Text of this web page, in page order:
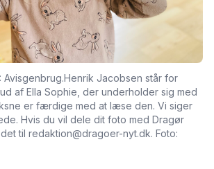
Avisgenbrug.Henrik Jacobsen står for
af Ella Sophie, der underholder sig med
er færdige med at læse den. Vi siger
Hvis du vil dele dit foto med Dragør
til redaktion@dragoer-nyt.dk. Foto: